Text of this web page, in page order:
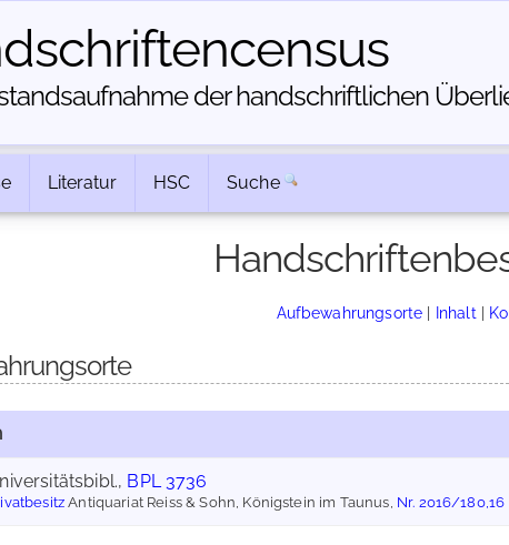
der handschriftlichen
Literatur HSC Suche
Aufbewahrungsorte | Inhalt |
BPL 3736
Antiquariat Reiss & Sohn, Königstein im Taunus, Nr. 2016/180,16